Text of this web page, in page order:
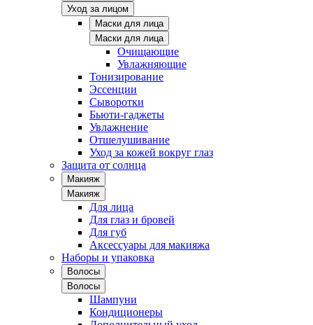
Уход за лицом
Маски для лица
Маски для лица
Очищающие
Увлажняющие
Тонизирование
Эссенции
Сыворотки
Бьюти-гаджеты
Увлажнение
Отшелушивание
Уход за кожей вокруг глаз
Защита от солнца
Макияж
Макияж
Для лица
Для глаз и бровей
Для губ
Аксессуары для макияжа
Наборы и упаковка
Волосы
Волосы
Шампуни
Кондиционеры